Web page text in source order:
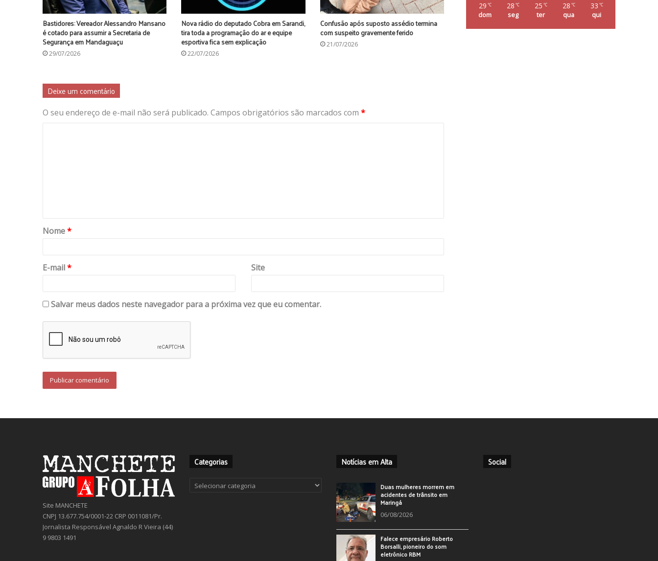
Bastidores: Vereador Alessandro Mansano
é cotado para assumir a Secretaria de
Segurança em Mandaguaçu
29/07/2026
Nova rádio do deputado Cobra em Sarandi,
tira toda a programação do ar e equipe
esportiva fica sem explicação
22/07/2026
Confusão após suposto assédio termina
com suspeito gravemente ferido
21/07/2026
Deixe um comentário
O seu endereço de e-mail não será publicado. Campos obrigatórios são marcados com *
Nome*
E-mail* Site
Salvar meus dados neste navegador para a próxima vez que eu comentar.
29 ℃
dom
28 ℃
seg
25 ℃
ter
28 ℃
qua
33 ℃
qui
Site MANCHETE
CNPJ 13.677.754/0001-22 CRP 0011081/Pr.
Jornalista Responsável Agnaldo R Vieira (44)
9 9803 1491
Categorias
Categorias
Notícias em Alta
Duas mulheres morrem em
acidentes de trânsito em
Maringá
06/08/2026
Falece empresário Roberto
Borsalli, pioneiro do som
eletrônico RBM
Social